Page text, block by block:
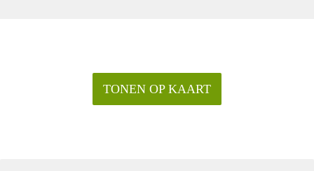
TONEN OP KAART